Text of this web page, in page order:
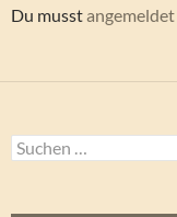
Du musstangemeldet
Suchen
nach: